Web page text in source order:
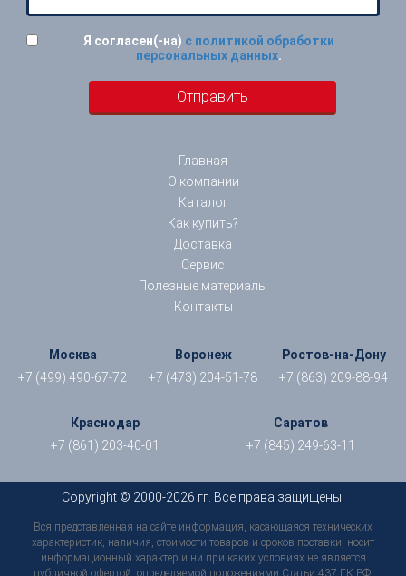
Я согласен(-на) с политикой обработки
персональных данных.
Главная
О компании
Каталог
Как купить?
Доставка
Сервис
Полезные материалы
Контакты
Москва
+7 (499) 490-67-72
Воронеж
+7 (473) 204-51-78
Ростов-на-Дону
+7 (863) 209-88-94
Краснодар
+7 (861) 203-40-01
Саратов
+7 (845) 249-63-11
Copyright © 2000-2026 гг. Все права защищены.
Вся представленная на сайте информация, касающаяся технических
характеристик, наличия, стоимости товаров и сроков поставки, носит
информационный характер и ни при каких условиях не является
публичной офертой, определяемой положениями Статьи 437 ГК РФ.